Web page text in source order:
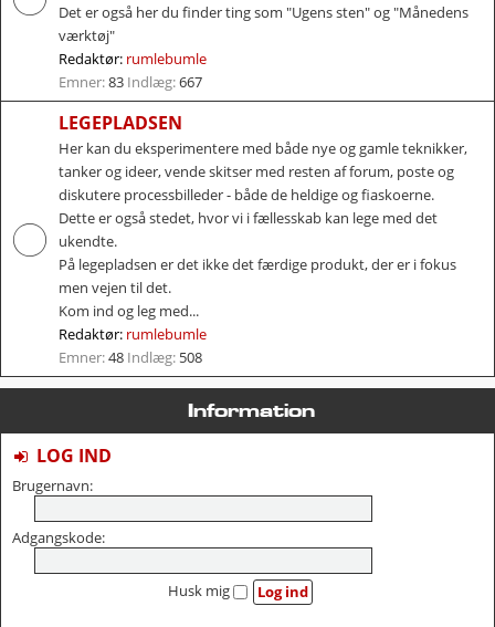
Det er også her du finder ting som "Ugens sten" og "Månedens
værktøj"
Redaktør: rumlebumle
Emner:83 Indlæg:667
LEGEPLADSEN
Her kan du eksperimentere med både nye og gamle teknikker,
tanker og ideer, vende skitser med resten af forum, poste og
diskutere processbilleder - både de heldige og fiaskoerne.
Dette er også stedet, hvor vi i fællesskab kan lege med det
ukendte.
På legepladsen er det ikke det færdige produkt, der er i fokus
men vejen til det.
Kom ind og leg med...
Redaktør: rumlebumle
Emner:48 Indlæg: 508
Information
LOG IND
Brugernavn:
Adgangskode:
Husk mig